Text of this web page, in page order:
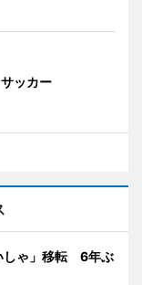
ッカー
しゃ」移転 6年ぶ